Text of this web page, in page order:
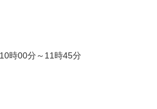
時00分～11時45分